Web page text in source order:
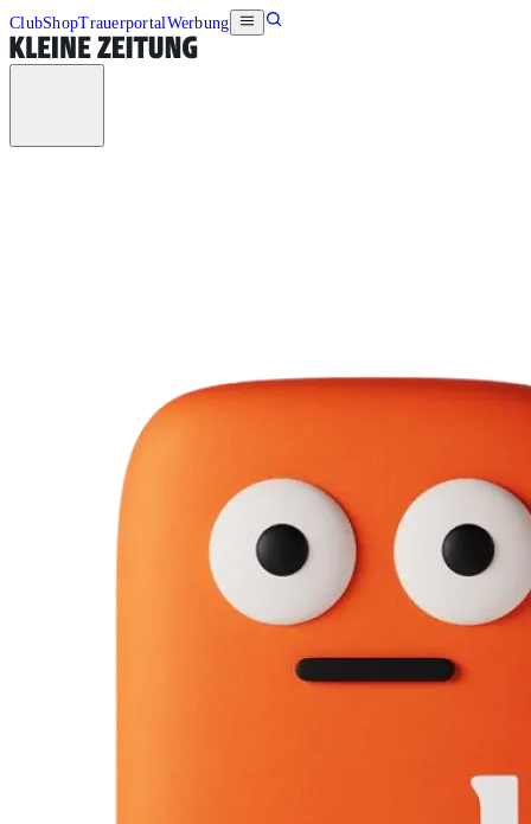
ClubShopTrauerportalWerbung